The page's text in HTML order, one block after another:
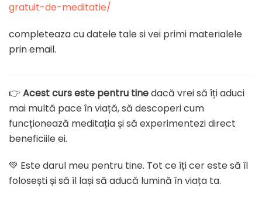
gratuit-de-meditatie/
completeaza cu datele tale si vei primi materialele
prin email.
👉 Acest curs este pentru tinedacă vrei să îți aduci
mai multă pace în viață, să descoperi cum
funcționează meditația și să experimentezi direct
beneficiile ei.
💚 Este darul meu pentru tine. Tot ce îți cer este să îl
folosești și să îl lași să aducă lumină în viața ta.